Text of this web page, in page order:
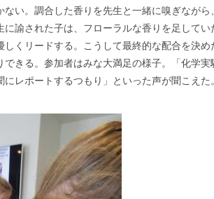
ない。調合した香りを先生と一緒に嗅ぎなが
に諭された子は、フローラルな香りを足して
しくリードする。こうして最終的な配合を決
できる。参加者はみな大満足の様子。「化学
レポートするつもり」といった声が聞こえた